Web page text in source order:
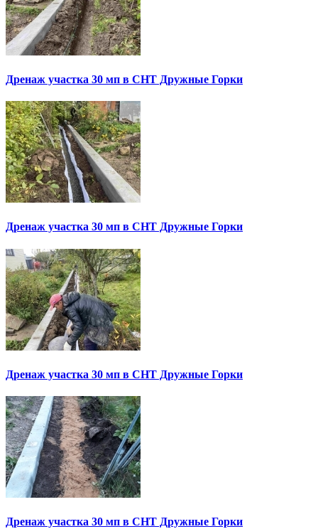
Дренаж участка 30 мп в СНТ Дружные Горки
Дренаж участка 30 мп в СНТ Дружные Горки
Дренаж участка 30 мп в СНТ Дружные Горки
Дренаж участка 30 мп в СНТ Дружные Горки